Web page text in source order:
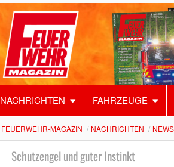
NACHRICHTEN FAHRZEUGE
FEUERWEHR-MAGAZIN NACHRICHTEN NEWS
Schutzengel und guter Instinkt